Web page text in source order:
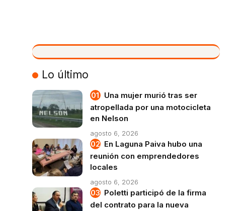
VIVO
Lo último
Una mujer murió tras ser
atropellada por una motocicleta
en Nelson
agosto 6, 2026
En Laguna Paiva hubo una
reunión con emprendedores
locales
agosto 6, 2026
Poletti participó de la firma
del contrato para la nueva